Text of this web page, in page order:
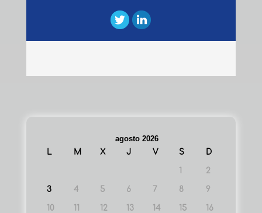
agosto 2026
L
M X J V S D
1 2
3 4 5 6 7 8 9
10 11 12 13 14 15 16